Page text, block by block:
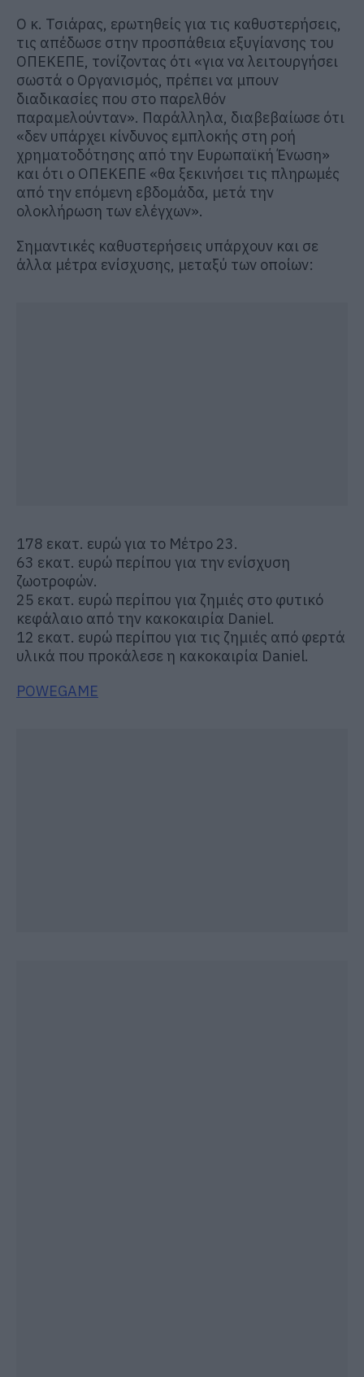
Ο κ. Τσιάρας, ερωτηθείς για τις καθυστερήσεις,
τις απέδωσε στην προσπάθεια εξυγίανσης του
ΟΠΕΚΕΠΕ, τονίζοντας ότι «για να λειτουργήσει
σωστά ο Οργανισμός, πρέπει να μπουν
διαδικασίες που στο παρελθόν
παραμελούνταν». Παράλληλα, διαβεβαίωσε ότι
«δεν υπάρχει κίνδυνος εμπλοκής στη ροή
χρηματοδότησης από την Ευρωπαϊκή Ένωση»
και ότι ο ΟΠΕΚΕΠΕ «θα ξεκινήσει τις πληρωμές
από την επόμενη εβδομάδα, μετά την
ολοκλήρωση των ελέγχων».
Σημαντικές καθυστερήσεις υπάρχουν και σε
άλλα μέτρα ενίσχυσης, μεταξύ των οποίων:
178 εκατ. ευρώ για το Μέτρο 23.
63 εκατ. ευρώ περίπου για την ενίσχυση
ζωοτροφών.
25 εκατ. ευρώ περίπου για ζημιές στο φυτικό
κεφάλαιο από την κακοκαιρία Daniel.
12 εκατ. ευρώ περίπου για τις ζημιές από φερτά
υλικά που προκάλεσε η κακοκαιρία Daniel.
POWEGAME